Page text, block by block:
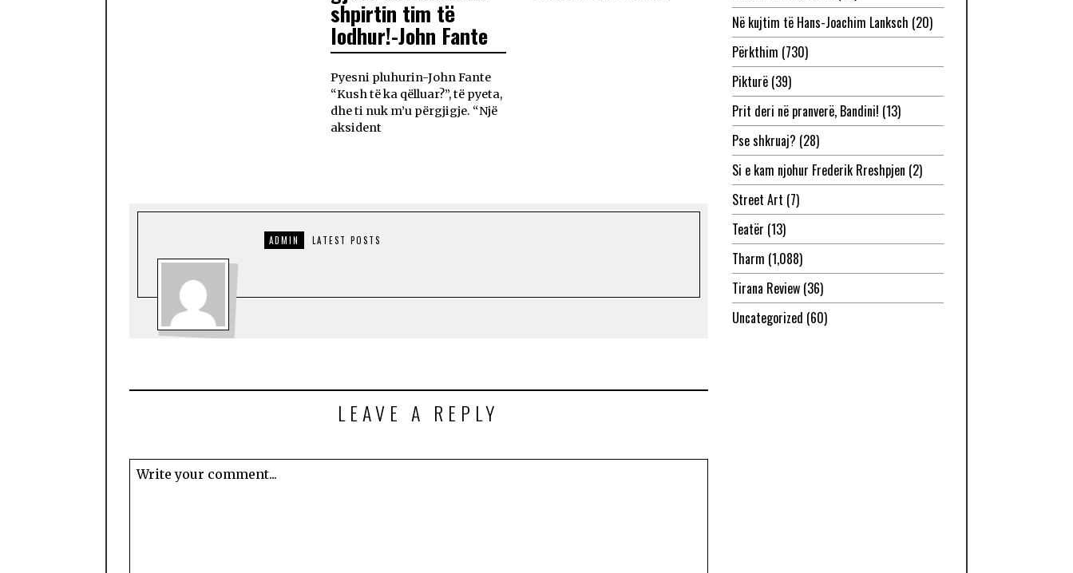
shpirtin tim të
lodhur!-John Fante
Pyesni pluhurin-John Fante
“Kush të ka qëlluar?”, të pyeta,
dhe ti nuk m’u përgjigje. “Një
aksident
ADMIN LATEST POSTS
LEAVE A REPLY
Në kujtim të Hans-Joachim Lanksch (20)
Përkthim (730)
Pikturë(39)
Prit deri në pranverë, Bandini! (13)
Pse shkruaj? (28)
Si e kam njohur Frederik Rreshpjen (2)
Street Art (7)
Teatër (13)
Tharm (1,088)
Tirana Review(36)
Uncategorized (60)